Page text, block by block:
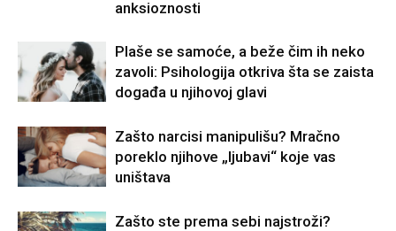
anksioznosti
Plaše se samoće, a beže čim ih neko
zavoli: Psihologija otkriva šta se zaista
događa u njihovoj glavi
Zašto narcisi manipulišu? Mračno
poreklo njihove „ljubavi“ koje vas
uništava
Zašto ste prema sebi najstroži?